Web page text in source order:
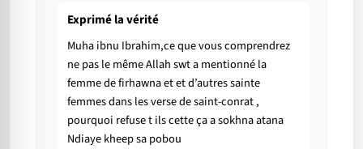
Exprimé la vérité
Muha ibnu Ibrahim,ce que vous comprendrez
ne pas le même Allah swt a mentionné la
femme de firhawna et et d’autres sainte
femmes dans les verse de saint-conrat ,
pourquoi refuse t ils cette ça a sokhna atana
Ndiaye kheep sa pobou